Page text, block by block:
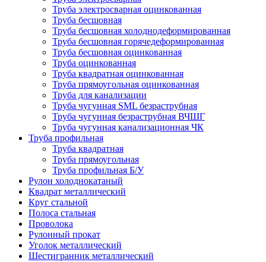
Труба электросварная оцинкованная
Труба бесшовная
Труба бесшовная холоднодеформированная
Труба бесшовная горячедеформированная
Труба бесшовная оцинкованная
Труба оцинкованная
Труба квадратная оцинкованная
Труба прямоугольная оцинкованная
Труба для канализации
Труба чугунная SML безраструбная
Труба чугунная безраструбная ВЧШГ
Труба чугунная канализационная ЧК
Труба профильная
Труба квадратная
Труба прямоугольная
Труба профильная Б/У
Рулон холоднокатаный
Квадрат металлический
Круг стальной
Полоса стальная
Проволока
Рулонный прокат
Уголок металлический
Шестигранник металлический